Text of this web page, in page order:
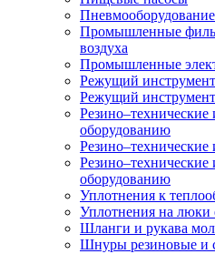
Промышленные
воздуха
Промышленные
Режущий инструмент
Режущий
оборудованию
Резино–технические
оборудованию
Уплотнения к
Уплотнения на люки
Шланги и рукава
Шнуры резиновые и